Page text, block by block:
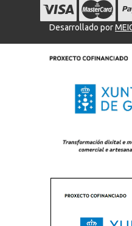
Desarrollado por